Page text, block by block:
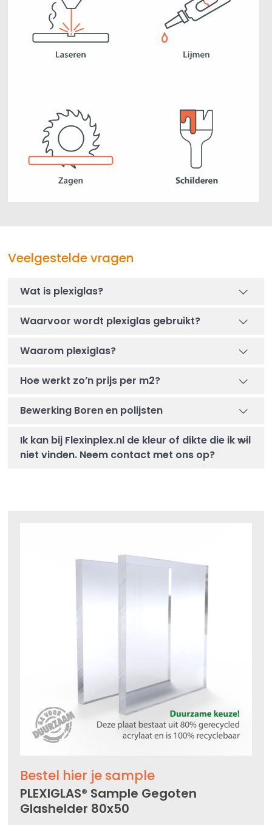
Veelgestelde vragen
Wat is plexiglas?
Waarvoor wordt plexiglas gebruikt?
Waarom plexiglas?
Hoe werkt zo’n prijs per m2?
Bewerking Boren en polijsten
Ik kan bij Flexinplex.nl de kleur of dikte die ik wil
niet vinden. Neem contact met ons op?
Bestel hier je sample
PLEXIGLAS® Sample Gegoten
Glashelder 80x50